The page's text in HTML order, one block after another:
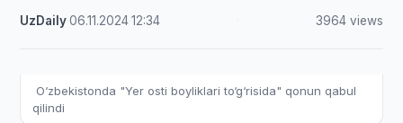
UzDaily·06.11.2024·12:34 3964 views
O‘zbekistonda "Yer osti boyliklari to‘g‘risida" qonun qabul
qilindi